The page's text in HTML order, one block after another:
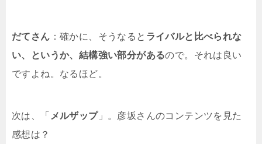
だてさん ：確かに、そうなると ライバルと比べられな
い、というか、結構強い部分があるので。それは良い
ですよね。なるほど。
次は、「 メルザップ」。彦坂さんのコンテンツを見た
感想は？